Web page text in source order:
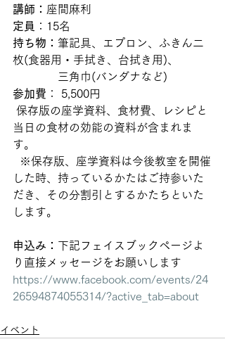
講師： 座間麻利
定員
：15名
持ち物： 筆記具、エプロン、ふきん二
枚(食器用・手拭き、台拭き用)、
三角巾(バンダナなど)
参加費 ： 5,500円
当日の食材の効能の資料が含まれま
す。
した時、持っているかたはご持参いた
だき、その分割引とするかたちといた
します。
申込み： 下記フェイスブックページよ
り直接メッセージをお願いします
https://www.facebook.com/events/24
26594874055314/?active_tab=about
イベント